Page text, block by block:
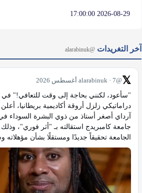
2026-08-29 17:00:00
آخر التغريدات @alarabinuk
𝕏@alarabinuk · 7 أغسطس 2026
الجامعة تحقيقاً جديدًا ومستقلًا بشأن مؤهلاته